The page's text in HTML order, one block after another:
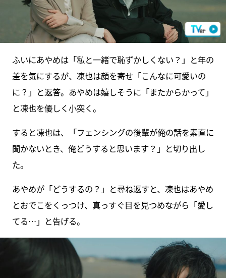
ふいにあやめは「私と一緒で恥ずかしくない？」と年の
差を気にするが、凍也は顔を寄せ「こんなに可愛いの
に？」と返答。あやめは嬉しそうに「またからかって」
と凍也を優しく小突く。
すると凍也は、「フェンシングの後輩が俺の話を素直に
聞かないとき、俺どうすると思います？」と切り出し
た。
あやめが「どうするの？」と尋ね返すと、凍也はあやめ
とおでこをくっつけ、真っすぐ目を見つめながら「愛し
てる…」と告げる。